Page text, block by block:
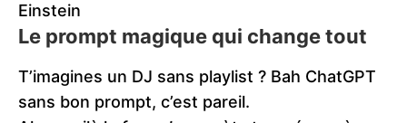
Einstein
Le prompt magique qui change tout
T’imagines un DJ sans playlist ? Bah ChatGPT
sans bon prompt, c’est pareil.